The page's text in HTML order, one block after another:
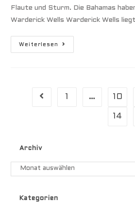
Flaute und Sturm. Die Bahamas
Warderick Wells Warderick Wells
Weiterlesen
Bahamas
Gehe zur vorherigen Seite
1 … 10
14
Archiv
Archiv
Kategorien